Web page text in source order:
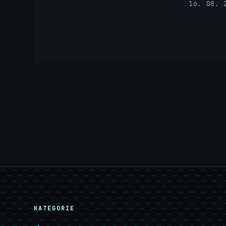
16. 08.
KATEGORIE